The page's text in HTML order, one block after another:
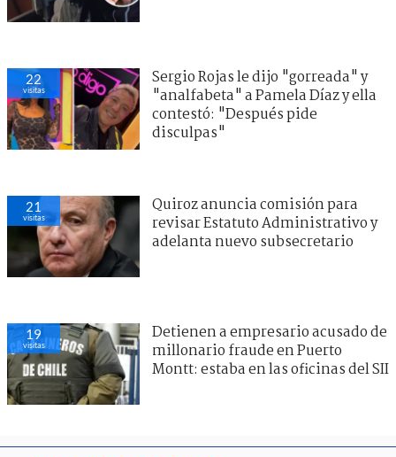
22
visitas
Sergio Rojas le dijo "gorreada" y
"analfabeta" a Pamela Díaz y ella
contestó: "Después pide
disculpas"
21
visitas
Quiroz anuncia comisión para
revisar Estatuto Administrativo y
adelanta nuevo subsecretario
19
visitas
Detienen a empresario acusado de
millonario fraude en Puerto
Montt: estaba en las oficinas del SII